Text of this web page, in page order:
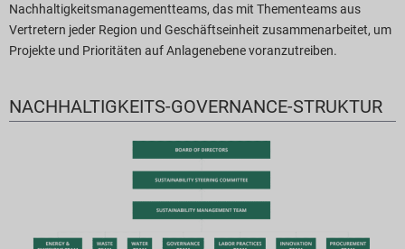
Nachhaltigkeitsmanagementteams, das mit Thementeams aus
Vertretern jeder Region und Geschäftseinheit zusammenarbeitet, um
Projekte und Prioritäten auf Anlagenebene voranzutreiben.
NACHHALTIGKEITS-GOVERNANCE-STRUKTUR